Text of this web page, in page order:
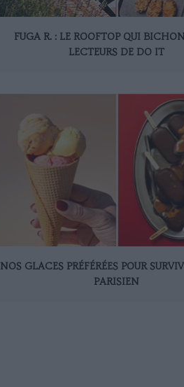
FUGA R. : LE ROOFTOP QUI
LECTEURS DE DO IT
NOS GLACES PRÉFÉRÉES POUR
PARISIEN